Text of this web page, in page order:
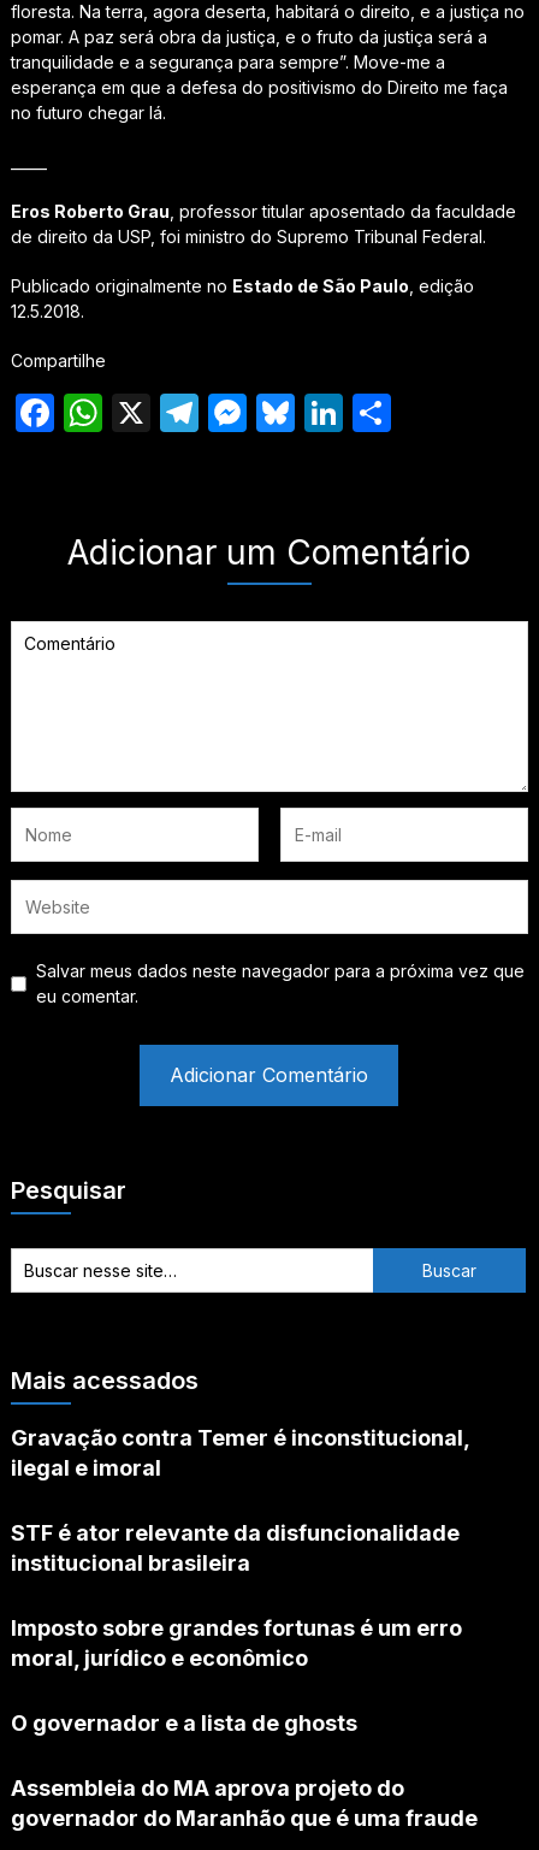
floresta. Na terra, agora deserta, habitará o direito, e a justiça no
pomar. A paz será obra da justiça, e o fruto da justiça será a
tranquilidade e a segurança para sempre”. Move-me a
esperança em que a defesa do positivismo do Direito me faça
no futuro chegar lá.
Eros Roberto Grau , professor titular aposentado da faculdade
de direito da USP, foi ministro do Supremo Tribunal Federal.
Publicado originalmente no Estado de São Paulo , edição
12.5.2018.
Compartilhe
Facebook
WhatsApp
X Telegram
Messenger
Bluesky
LinkedIn
Share
Adicionar um Comentário
Salvar meus dados neste navegador para a próxima vez que
eu comentar.
Pesquisar
Mais acessados
Gravação contra Temer é inconstitucional,
ilegal e imoral
STF é ator relevante da disfuncionalidade
institucional brasileira
Imposto sobre grandes fortunas é um erro
moral, jurídico e econômico
O governador e a lista de ghosts
Assembleia do MA aprova projeto do
governador do Maranhão que é uma fraude